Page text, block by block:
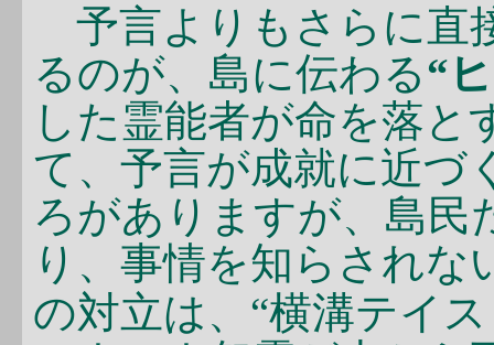
予言よりもさらに直
るのが、島に伝わる“
した霊能者が命を落と
て、予言が成就に近づ
ろがありますが、島民
り、事情を知らされな
の対立は、“横溝テイ